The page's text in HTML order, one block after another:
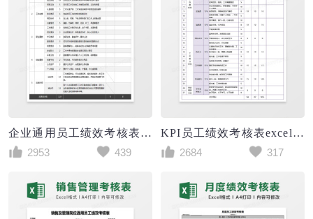
企业通用员工绩效考核表员工测评Excel表格
2953
439
KPI员工绩效考核表excel模板
2684
317